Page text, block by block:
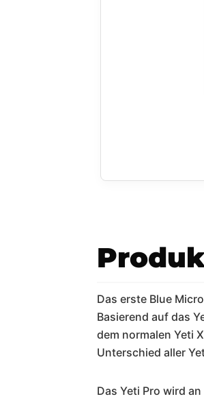
Das erste Blue
Basierend auf das
dem normalen Yeti
Unterschied aller
Das Yeti Pro wird